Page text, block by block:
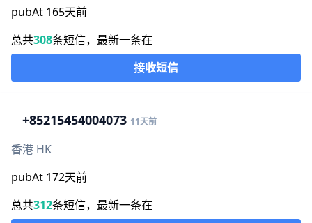
pubAt 165天前
总共308条短信，最新一条在
接收短信
+85215454004073 11天前
香港 HK
pubAt 172天前
总共312条短信，最新一条在